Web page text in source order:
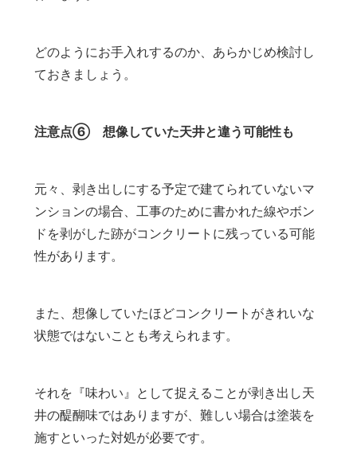
どのようにお手入れするのか、あらかじめ検討し
ておきましょう。
注意点⑥ 想像していた天井と違う可能性も
元々、剥き出しにする予定で建てられていないマ
ンションの場合、工事のために書かれた線やボン
ドを剥がした跡がコンクリートに残っている可能
性があります。
また、想像していたほどコンクリートがきれいな
状態ではないことも考えられます。
それを『味わい』として捉えることが剥き出し天
井の醍醐味ではありますが、難しい場合は塗装を
施すといった対処が必要です。